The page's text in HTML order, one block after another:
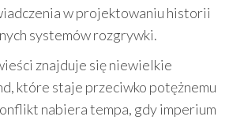
w projektowaniu historii
systemów rozgrywki.
znajduje się niewielkie
które staje przeciwko potężnemu
nabiera tempa, gdy imperium